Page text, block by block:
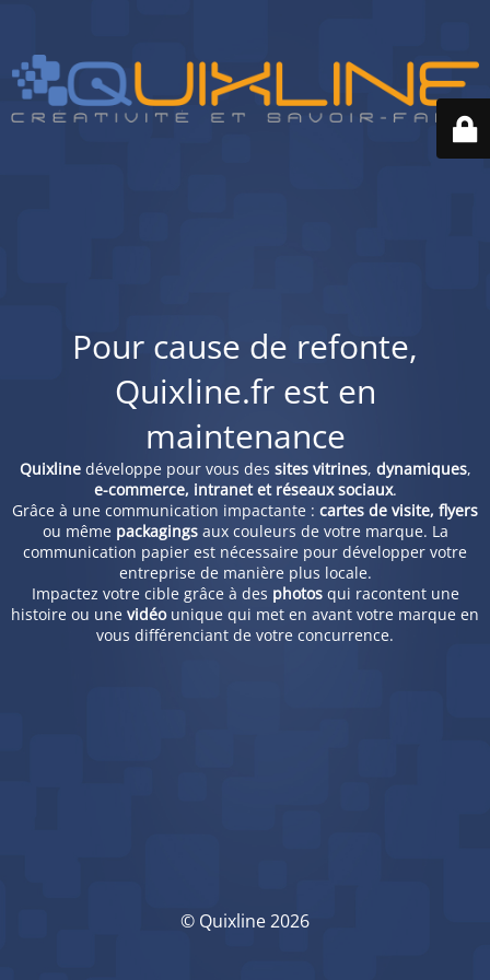
Pour cause de refonte,
Quixline.fr est en
maintenance
Quixlinedéveloppe pour vous des sites vitrines, dynamiques,
e-commerce, intranet et réseaux sociaux.
Grâce à une communication impactante : cartes de visite, flyers
ou même packagingsaux couleurs de votre marque. La
communication papier est nécessaire pour développer votre
entreprise de manière plus locale.
Impactez votre cible grâce à des photosqui racontent une
histoire ou une vidéounique qui met en avant votre marque en
vous différenciant de votre concurrence.
© Quixline 2026